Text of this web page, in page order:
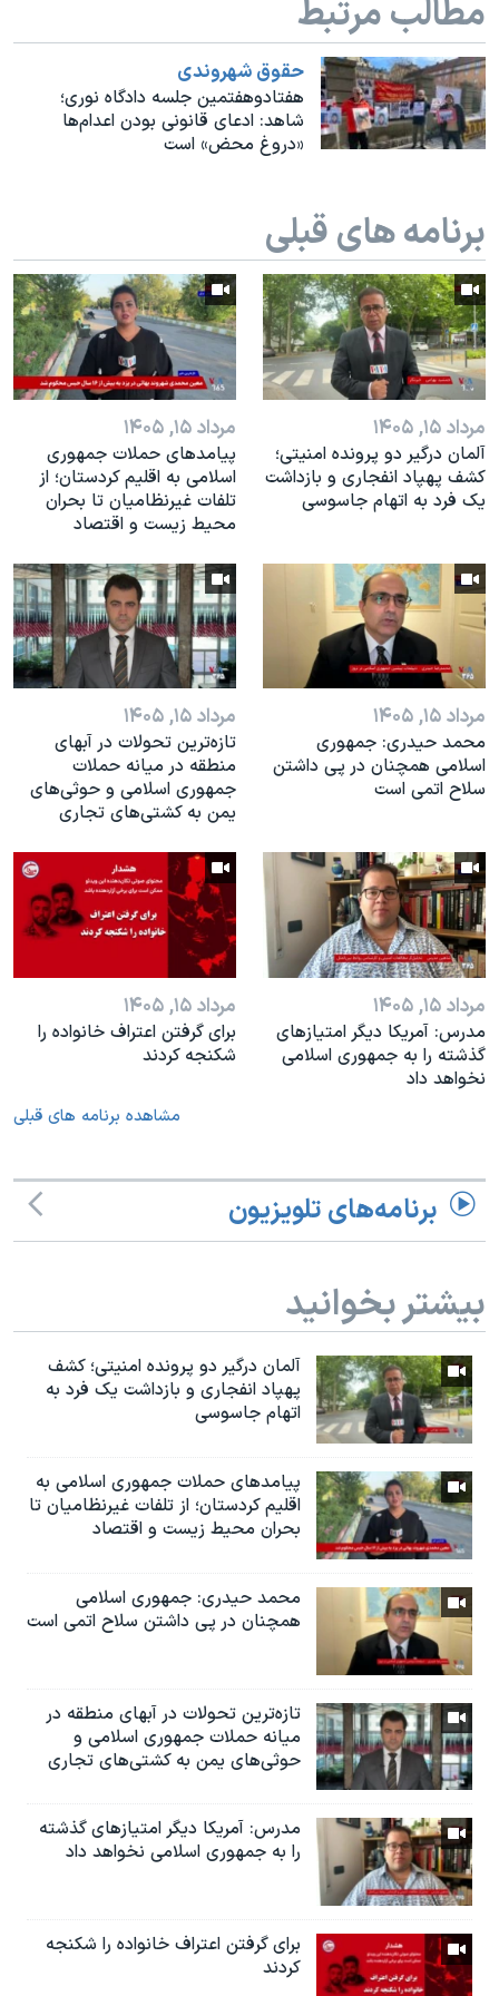
نرگس محمدی برنده جایزه نوبل صلح
همایش محافظه‌کاران آمریکا «سی‌پک»
صفحه‌های ویژه
مطالب مرتبط
حقوق شهروندی
هفتادوهفتمین جلسه دادگاه نوری؛
شاهد: ادعای قانونی بودن اعدام‌ها
«دروغ محض» است
برنامه های قبلی
مرداد ۱۵, ۱۴۰۵
آلمان درگیر دو پرونده امنیتی؛
کشف پهپاد انفجاری و بازداشت
یک فرد به اتهام جاسوسی
مرداد ۱۵, ۱۴۰۵
پیامدهای حملات جمهوری
اسلامی به اقلیم کردستان؛ از
تلفات غیرنظامیان تا بحران
محیط زیست و اقتصاد
مرداد ۱۵, ۱۴۰۵
محمد حیدری: جمهوری
اسلامی همچنان در‌ پی داشتن
سلاح اتمی است
مرداد ۱۵, ۱۴۰۵
تازه‌ترین‌ تحولات در آبهای
منطقه در میانه حملات
جمهوری اسلامی و حوثی‌های
یمن به کشتی‌های تجاری
مرداد ۱۵, ۱۴۰۵
مدرس: آمریکا دیگر امتیازهای
گذشته را به جمهوری اسلامی
نخواهد داد
مرداد ۱۵, ۱۴۰۵
براى گرفتن اعتراف خانواده را
شكنجه کردند
مشاهده برنامه های قبلی
برنامه‌های تلویزیون
بیشتر بخوانید
آلمان درگیر دو پرونده امنیتی؛ کشف
پهپاد انفجاری و بازداشت یک فرد به
اتهام جاسوسی
پیامدهای حملات جمهوری اسلامی به
اقلیم کردستان؛ از تلفات غیرنظامیان تا
بحران محیط زیست و اقتصاد
محمد حیدری: جمهوری اسلامی
همچنان در‌ پی داشتن سلاح اتمی است
تازه‌ترین‌ تحولات در آبهای منطقه در
میانه حملات جمهوری اسلامی و
حوثی‌های یمن به کشتی‌های تجاری
مدرس: آمریکا دیگر امتیازهای گذشته
را به جمهوری اسلامی نخواهد داد
براى گرفتن اعتراف خانواده را شكنجه
کردند